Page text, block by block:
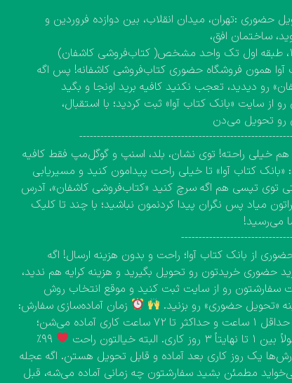
حضوری :تهران، میدان انقلاب، بین دوازده فروردین و
ساختمان افق،
آوا همون فروشگاه حضوری کتاب‌فروشی کاشفانه! پس اگه
رو دیدید، تعجب نکنید کافیه برید اونجا و بگید
از سایت «بانک کتاب آوا» ثبت کردید؛ با استقبال،
رو تحویل می‌دن
هم خیلی راحته! توی نشان، بلد، اسنپ و گوگل‌مپ فقط کافیه
کتاب آوا» تا خیلی راحت پیدامون کنید و مسیریابی
توی تپسی هم اگه سرچ کنید «کتاب‌فروشی کاشفان»، آدرس
میاد پس نگران پیدا کردنمون نباشید؛ با چند تا کلیک
می‌رسید!
از بانک کتاب آوا؛ راحت و بدون هزینه ارسال! اگه
حضوری خریدتون رو تحویل بگیرید و هزینه کرایه هم ندید،
سفارشتون رو از سایت ثبت کنید و موقع انتخاب روش
«تحویل حضوری» رو بزنید.
زمان آماده‌سازی سفارش:
سفارش‌ها حداقل ۱ ساعت و حداکثر تا ۷۲ ساعت کاری آماده می‌شن؛
البته خیالتون راحت
۹۹٪
یک روز کاری بعد آماده و قابل تحویل هستن. اگه عجله
مطمئن بشید سفارشتون چه زمانی آماده می‌شه، قبل